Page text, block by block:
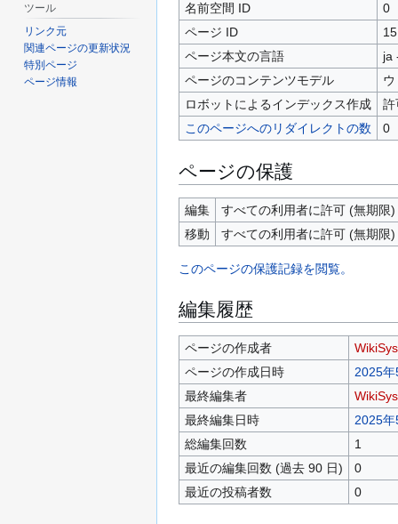
ン
に
移
動
名前空間 ID
0
ページ ID
ページ本文の言語
ja
ページのコンテンツモデル
ロボットによるインデックス作成
許
このページへのリダイレクトの数
0
ページの保護
編集
すべての利用者に許可 (無期限)
移動
すべての利用者に許可 (無期限)
このページの保護記録を閲覧。
編集履歴
ページの作成者
ページの作成日時
2025
最終編集者
最終編集日時
2025
総編集回数
1
最近の編集回数 (過去 90 日)
0
最近の投稿者数
0
ツール
リンク元
関連ページの更新状況
特別ページ
ページ情報